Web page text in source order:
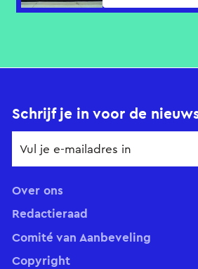
Schrijf je in voor de
Over ons
Redactieraad
Comité van Aanbeveling
Copyright